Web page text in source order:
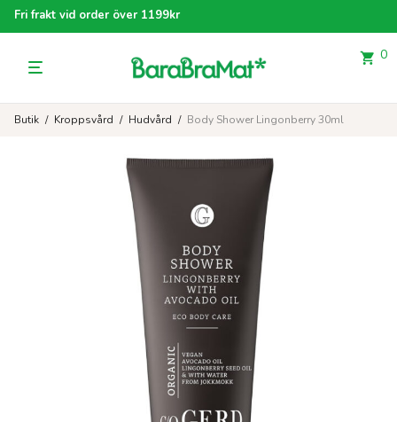
Fri frakt vid order över 1199kr
0
Butik / Kroppsvård / Hudvård / Body Shower Lingonberry 30ml